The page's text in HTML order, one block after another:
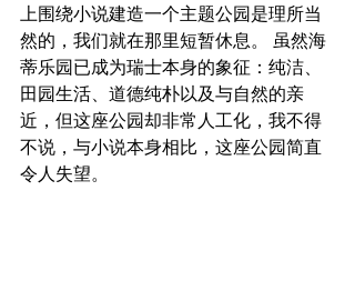
上围绕小说建造一个主题公园是理所当
然的，我们就在那里短暂休息。 虽然海
蒂乐园已成为瑞士本身的象征：纯洁、
田园生活、道德纯朴以及与自然的亲
近，但这座公园却非常人工化，我不得
不说，与小说本身相比，这座公园简直
令人失望。